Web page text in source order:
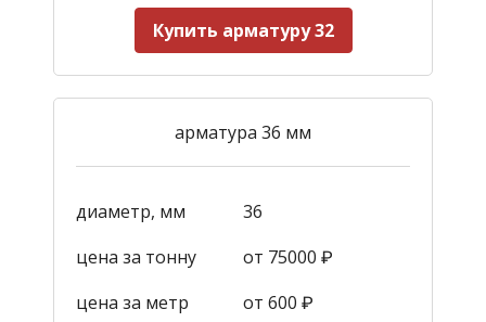
Купить арматуру 32
арматура 36 мм
диаметр, мм
36
цена за тонну
от 75000 ₽
цена за метр
от 600 ₽